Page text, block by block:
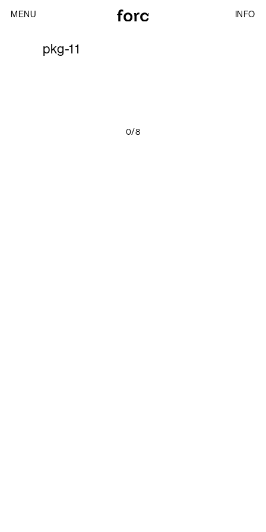
MENU INFO
pkg-11
0/8